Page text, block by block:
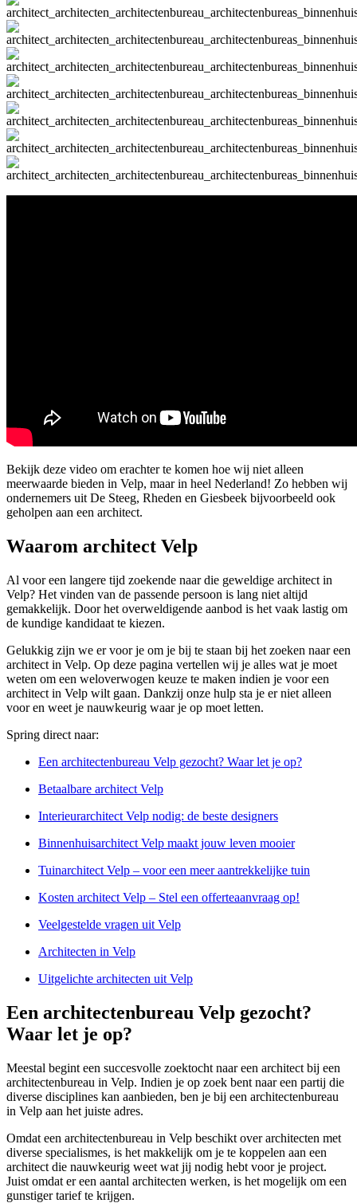
Bekijk deze video om erachter te komen hoe wij niet alleen
meerwaarde bieden in Velp, maar in heel Nederland! Zo hebben wij
ondernemers uit De Steeg, Rheden en Giesbeek bijvoorbeeld ook
geholpen aan een architect.
Waarom architect Velp
Al voor een langere tijd zoekende naar die geweldige architect in
Velp? Het vinden van de passende persoon is lang niet altijd
gemakkelijk. Door het overweldigende aanbod is het vaak lastig om
de kundige kandidaat te kiezen.
Gelukkig zijn we er voor je om je bij te staan bij het zoeken naar een
architect in Velp. Op deze pagina vertellen wij je alles wat je moet
weten om een weloverwogen keuze te maken indien je voor een
architect in Velp wilt gaan. Dankzij onze hulp sta je er niet alleen
voor en weet je nauwkeurig waar je op moet letten.
Spring direct naar:
Een architectenbureau Velp gezocht? Waar let je op?
Betaalbare architect Velp
Interieurarchitect Velp nodig: de beste designers
Binnenhuisarchitect Velp maakt jouw leven mooier
Tuinarchitect Velp – voor een meer aantrekkelijke tuin
Kosten architect Velp – Stel een offerteaanvraag op!
Veelgestelde vragen uit Velp
Architecten in Velp
Uitgelichte architecten uit Velp
Een architectenbureau Velp gezocht?
Waar let je op?
Meestal begint een succesvolle zoektocht naar een architect bij een
architectenbureau in Velp. Indien je op zoek bent naar een partij die
diverse disciplines kan aanbieden, ben je bij een architectenbureau
in Velp aan het juiste adres.
Omdat een architectenbureau in Velp beschikt over architecten met
diverse specialismes, is het makkelijk om je te koppelen aan een
architect die nauwkeurig weet wat jij nodig hebt voor je project.
Juist omdat er een aantal architecten werken, is het mogelijk om een
gunstiger tarief te krijgen.